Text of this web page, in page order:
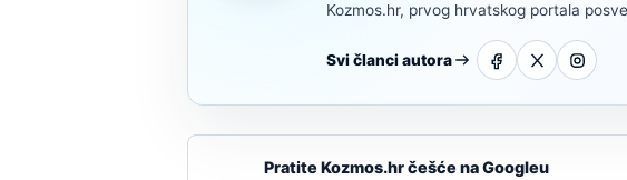
Kozmos.hr, prvog hrvatskog portala
Svi članci autora
Pratite Kozmos.hr češće na Googleu